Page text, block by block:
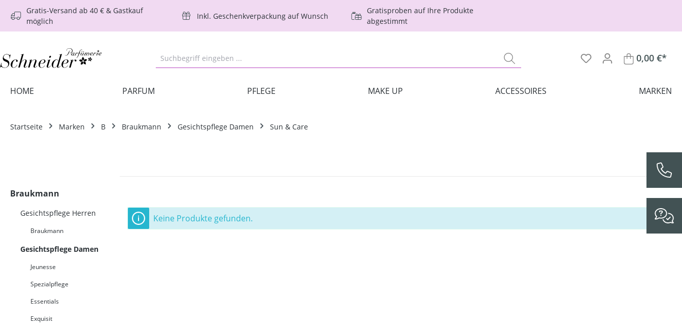
Hauptinhalt springen
Zur Suche springen
Zur Hauptnavigation springen
Gratis-Versand ab 40 € & Gastkauf
möglich
Inkl. Geschenkverpackung auf Wunsch
Gratisproben auf Ihre Produkte
abgestimmt
0,00 €*
HOME PARFUM PFLEGE MAKE UP ACCESSOIRES MARKEN
Startseite Marken B Braukmann Gesichtspflege Damen Sun & Care
Braukmann
Gesichtspflege Herren
Braukmann
Gesichtspflege Damen
Jeunesse
Spezialpflege
Essentials
Exquisit
Keine Produkte gefunden.